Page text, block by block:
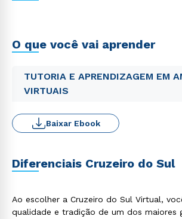
O que você vai aprender
TUTORIA E APRENDIZAGEM EM
VIRTUAIS
Baixar Ebook
Diferenciais Cruzeiro do Sul
Ao escolher a Cruzeiro do Sul Virtual,
qualidade e tradição de um dos maiores